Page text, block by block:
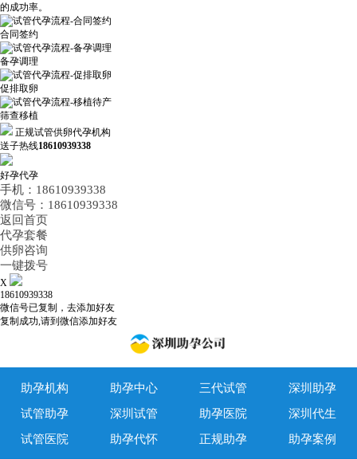
的成功率。
合同签约
备孕调理
促排取卵
筛查移植
正规试管供卵代孕机构
送子热线18610939338
好孕代孕
手机：18610939338
微信号：18610939338
返回首页
代孕套餐
供卵咨询
一键拨号
X
18610939338
微信号已复制，去添加好友
复制成功,请到微信添加好友
助孕机构 助孕中心 三代试管
深圳助孕
试管助孕
深圳试管 助孕医院
深圳代生
试管医院
助孕代怀 正规助孕 助孕案例